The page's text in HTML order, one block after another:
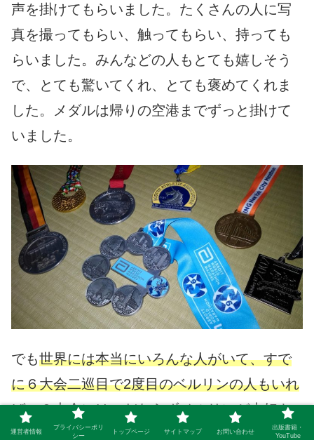
声を掛けてもらいました。たくさんの人に写
真を撮ってもらい、触ってもらい、持っても
らいました。みんなどの人もとても嬉しそう
で、とても驚いてくれ、とても褒めてくれま
した。メダルは帰りの空港までずっと掛けて
いました。
でも世界には本当にいろんな人がいて、すで
に６大会二巡目で2度目のベルリンの人もいれ
ば、６大会にはこだわらずベルリンが大好き
で6度目のベルリンという人もいました。みん
運営者情報
プライバシーポリ
シー
トップページ サイトマップ お問い合わせ
出版書籍・
YouTube